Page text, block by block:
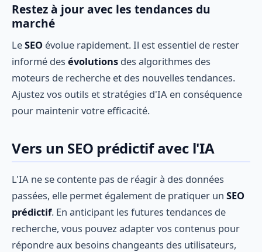
Restez à jour avec les tendances du
marché
LeSEO évolue rapidement. Il est essentiel de rester
informé des évolutions des algorithmes des
moteurs de recherche et des nouvelles tendances.
Ajustez vos outils et stratégies d'IA en conséquence
pour maintenir votre efficacité.
Vers un SEO prédictif avec l'IA
L'IA ne se contente pas de réagir à des données
passées, elle permet également de pratiquer un SEO
prédictif. En anticipant les futures tendances de
recherche, vous pouvez adapter vos contenus pour
répondre aux besoins changeants des utilisateurs,